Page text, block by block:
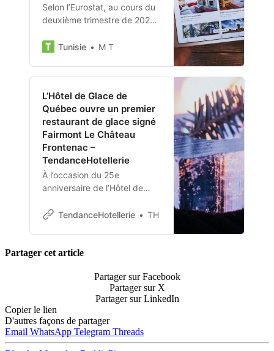
Selon l’Eurostat, au cours du
deuxième trimestre de 2024,
millions de nuitées dans des
Tunisie M T
L’Hôtel de Glace de
Québec ouvre un premier
restaurant de glace signé
Fairmont Le Château
Frontenac –
TendanceHotellerie
À l’occasion du 25e
anniversaire de l’Hôtel de
expérience culinaire unique
TendanceHotellerie TH
Partager cet article
Partager sur Facebook
Partager sur X
Partager sur LinkedIn
Copier le lien
D'autres façons de partager
Email WhatsApp Telegram Threads